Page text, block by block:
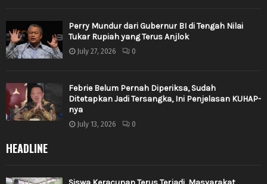
Perry Mundur dari Gubernur BI di Tengah Nilai
Tukar Rupiah yang Terus Anjlok
July 27, 2026 0
Febrie Belum Pernah Diperiksa, Sudah
Ditetapkan Jadi Tersangka, Ini Penjelasan KUHAP-
nya
July 13, 2026 0
HEADLINE